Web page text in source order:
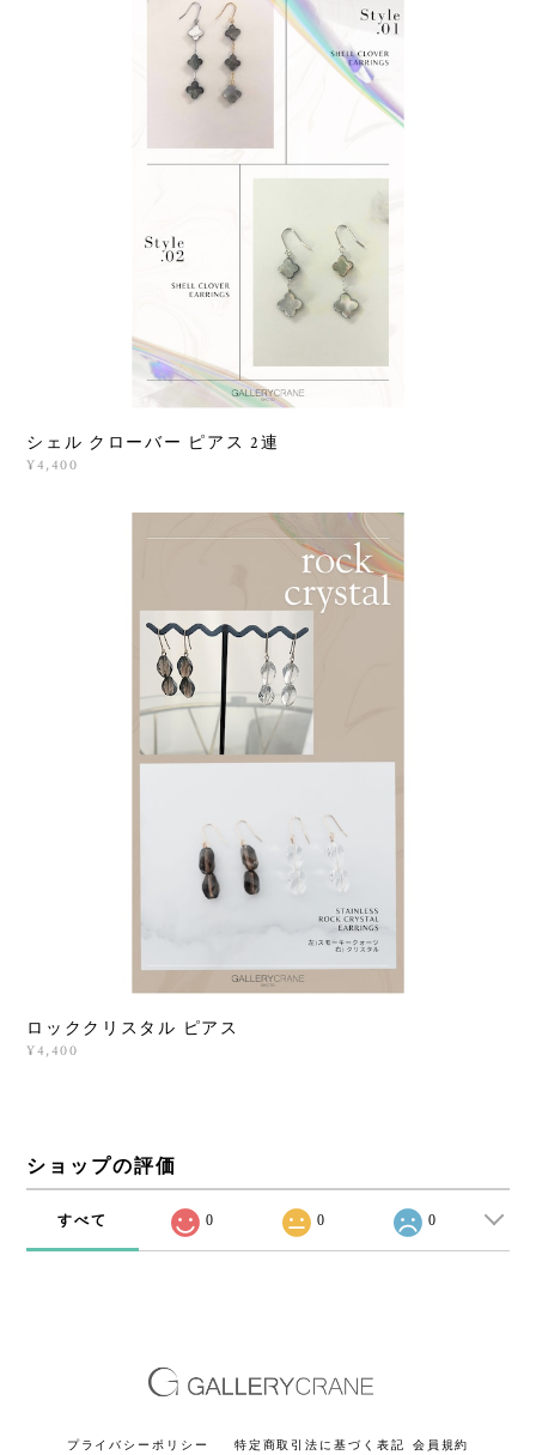
シェル クローバー ピアス 2連
¥4,400
ロッククリスタル ピアス
¥4,400
ショップの評価
すべて 0 0 0
プライバシーポリシー 特定商取引法に基づく表記 会員規約